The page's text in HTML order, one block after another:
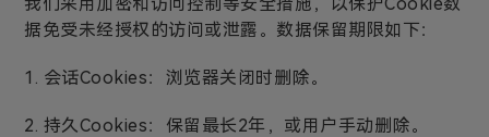
据免受未经授权的访问或泄露。数据保留期限如下：
1. 会话Cookies：浏览器关闭时删除。
2. 持久Cookies：保留最长2年，或用户手动删除。